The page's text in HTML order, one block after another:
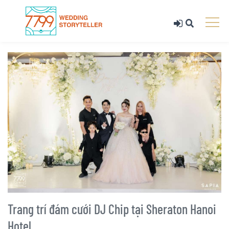
Trang trí đám cưới DJ Chip tại Sheraton Hanoi
Hotel